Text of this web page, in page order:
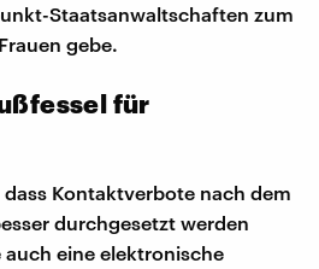
Staatsanwaltschaften zum
gebe.
für
dass Kontaktverbote nach dem
durchgesetzt werden
auch eine elektronische